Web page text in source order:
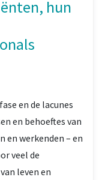
hun
en de lacunes
en behoeftes van
en werkenden – en
veel de
leven en